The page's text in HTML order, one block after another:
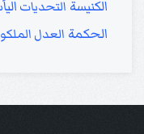
الكنيسة التحديات
الحكمة العدل